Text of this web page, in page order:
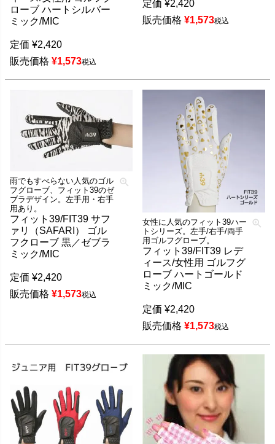
ローブ ハートシルバー
ミック/MIC
定価 ¥2,420
販売価格 ¥1,573税込
定価 ¥2,420
販売価格 ¥1,573税込
雨でもすべらない人気のゴル
フグローブ、フィット39のゼ
ブラデザイン。左手用・右手
用あり。
フィット39/FIT39 サフ
ァリ（SAFARI） ゴル
フクローブ 黒／ゼブラ
ミック/MIC
定価 ¥2,420
販売価格 ¥1,573税込
女性に人気のフィット39ハー
トシリーズ。左手/右手/両手
用ゴルフグローブ。
フィット39/FIT39 レデ
ィース/女性用 ゴルフグ
ローブ ハートゴールド
ミック/MIC
定価 ¥2,420
販売価格 ¥1,573税込